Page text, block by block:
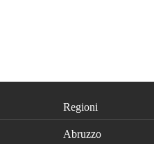
Regioni
Abruzzo